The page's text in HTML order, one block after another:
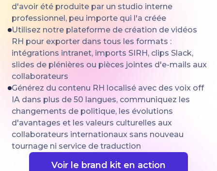
d'avoir été produite par un studio interne
professionnel, peu importe qui l'a créée
Utilisez notre plateforme de création de vidéos
RH pour exporter dans tous les formats :
intégrations intranet, imports SIRH, clips Slack,
slides de plénières ou pièces jointes d'e-mails aux
collaborateurs
Générez du contenu RH localisé avec des voix off
IA dans plus de 50 langues, communiquez les
changements de politique, les évolutions
d'avantages et les valeurs culturelles aux
collaborateurs internationaux sans nouveau
tournage ni service de traduction
Voir le brand kit en action